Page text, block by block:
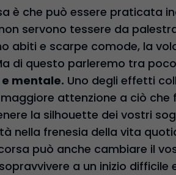
è che può essere praticata
servono tessere da
abiti e scarpe comode, la
di questo parleremo tra
mentale. Uno degli effetti
attenzione a ciò
la silhouette dei vostri
nella frenesia della vita
può anche cambiare il
a un inizio